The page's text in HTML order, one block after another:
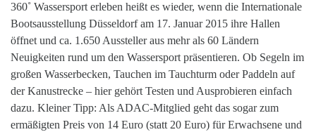
360˚ Wassersport erleben heißt es wieder, wenn die Internationale
Bootsausstellung Düsseldorf am 17. Januar 2015 ihre Hallen
öffnet und ca. 1.650 Aussteller aus mehr als 60 Ländern
Neuigkeiten rund um den Wassersport präsentieren. Ob Segeln im
großen Wasserbecken, Tauchen im Tauchturm oder Paddeln auf
der Kanustrecke – hier gehört Testen und Ausprobieren einfach
dazu. Kleiner Tipp: Als ADAC-Mitglied geht das sogar zum
ermäßigten Preis von 14 Euro (statt 20 Euro) für Erwachsene und